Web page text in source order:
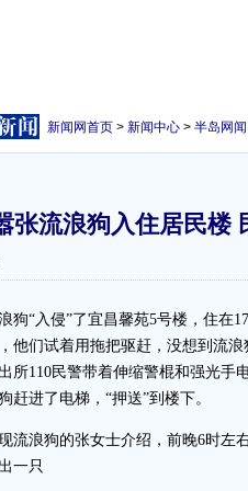
新闻网首页 > 新闻中心 > 半岛网闻
张流浪狗入住居民楼
“入侵”了宜昌馨苑5号楼，住在
他们试着用拖把驱赶，没想到流
所110民警带着伸缩警棍和强光手
赶进了电梯，“押送”到楼下。
浪狗的张女士介绍，前晚6时左
一只